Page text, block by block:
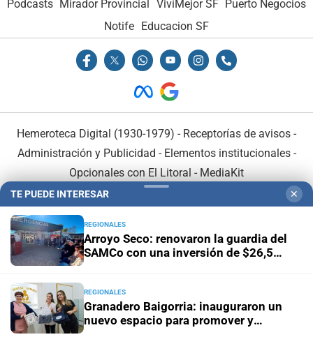
Podcasts Mirador Provincial VivíMejor SF Puerto Negocios
Notife
Educacion SF
Hemeroteca Digital (1930-1979) - Receptorías de avisos -
Administración y Publicidad - Elementos institucionales-
Opcionales con El Litoral - MediaKit
En Asociación con:
TE PUEDE INTERESAR ✕
REGIONALES
Arroyo Seco: renovaron la guardia del
SAMCo con una inversión de $26,5
REGIONALES
Granadero Baigorria: inauguraron un
nuevo espacio para promover y